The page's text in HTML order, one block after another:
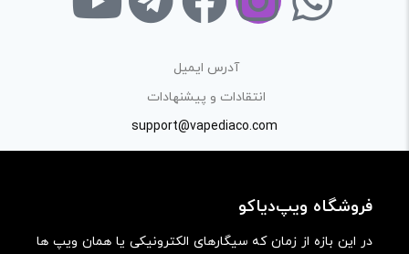
آدرس ایمیل
انتقادات و پیشنهادات
support@vapediaco.com
فروشگاه ویپ‌دیاکو
در این بازه از زمان که سیگارهای الکترونیکی یا همان ویپ ها